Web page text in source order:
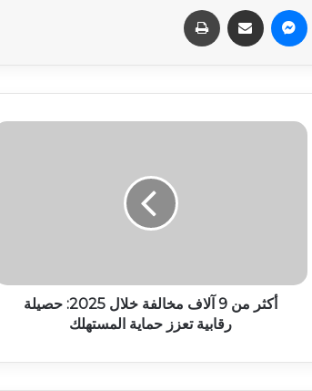
ماسنجر مشاركة عبر البريد
أكثر من 9 آلاف مخالفة خلال 2025: حصيلة
رقابية تعزز حماية المستهلك